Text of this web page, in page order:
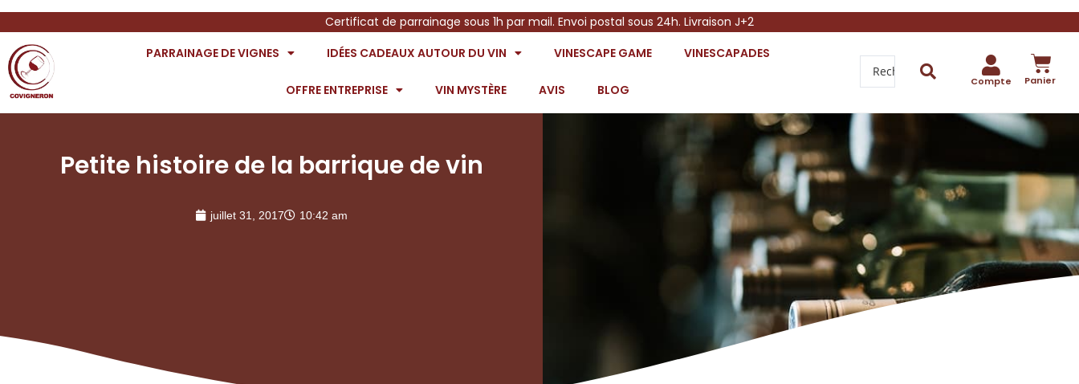
Certificat de parrainage sous 1h par mail. Envoi postal sous 24h. Livraison J+2
PARRAINAGE DE VIGNES
IDÉES CADEAUX AUTOUR DU VIN VINESCAPE GAME VINESCAPADES
OFFRE ENTREPRISE VIN MYSTÈRE AVIS BLOG
Compte Panier
Petite histoire de la barrique de vin
juillet 31, 2017 10:42 am